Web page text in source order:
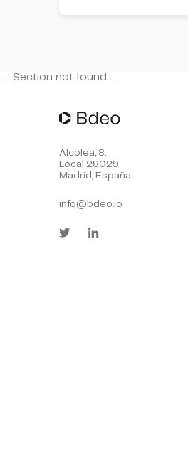
-- Section not found --
Alcolea, 8.
Local 28029
Madrid, España
info@bdeo.io